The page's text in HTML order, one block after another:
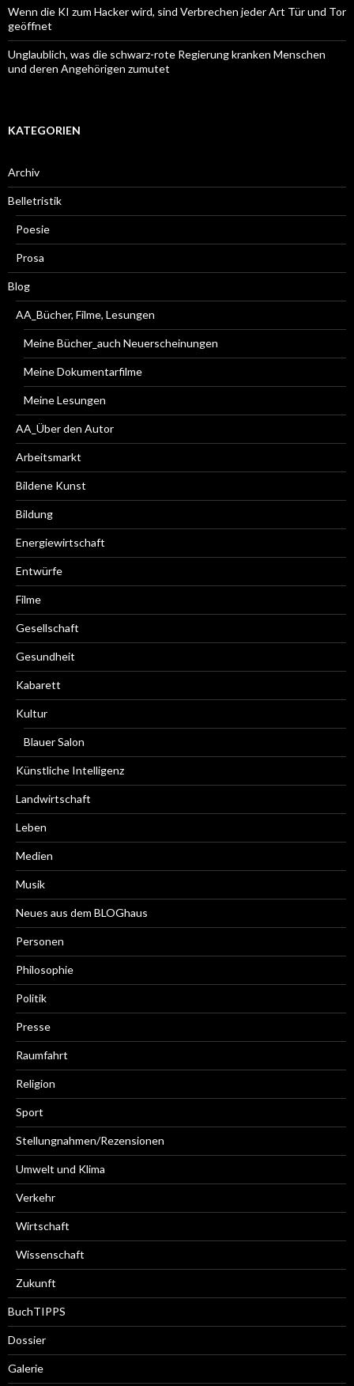
Wenn die KI zum Hacker wird, sind Verbrechen jeder Art Tür und Tor
geöffnet
Unglaublich, was die schwarz-rote Regierung kranken Menschen
und deren Angehörigen zumutet
KATEGORIEN
Archiv
Belletristik
Poesie
Prosa
Blog
AA_Bücher, Filme, Lesungen
Meine Bücher_auch Neuerscheinungen
Meine Dokumentarfilme
Meine Lesungen
AA_Über den Autor
Arbeitsmarkt
Bildene Kunst
Bildung
Energiewirtschaft
Entwürfe
Filme
Gesellschaft
Gesundheit
Kabarett
Kultur
Blauer Salon
Künstliche Intelligenz
Landwirtschaft
Leben
Medien
Musik
Neues aus dem BLOGhaus
Personen
Philosophie
Politik
Presse
Raumfahrt
Religion
Sport
Stellungnahmen/Rezensionen
Umwelt und Klima
Verkehr
Wirtschaft
Wissenschaft
Zukunft
BuchTIPPS
Dossier
Galerie